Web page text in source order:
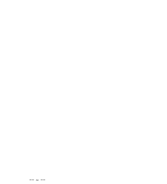
-- ~ --